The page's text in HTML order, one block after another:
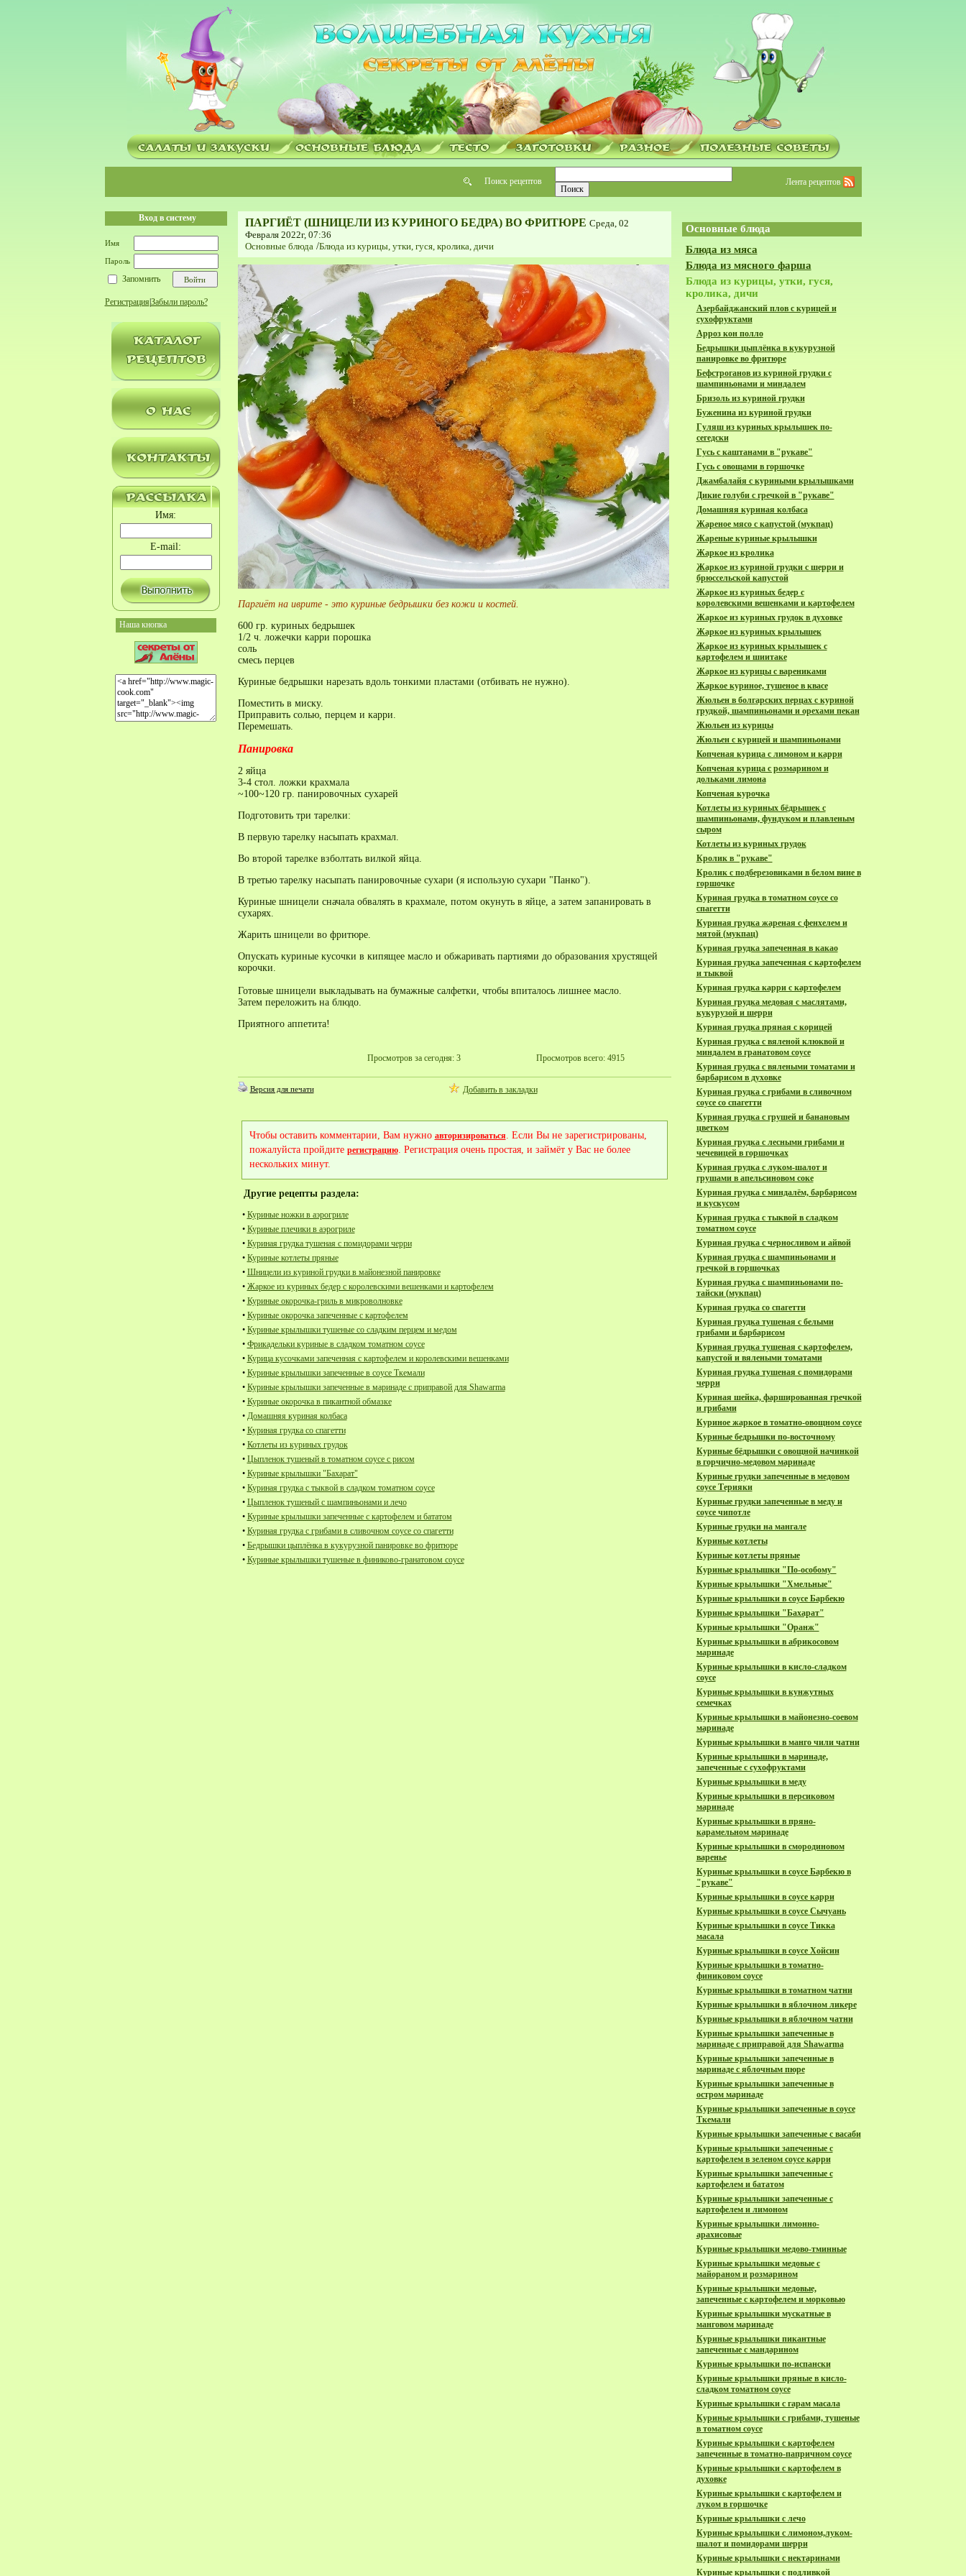
Поиск рецептов Лента рецептов
Вход в систему
Имя
Пароль
Запомнить
Регистрация Забыли пароль?
Имя:
E-mail:
Наша кнопка
ПАРГИЁТ (ШНИЦЕЛИ ИЗ КУРИНОГО БЕДРА) ВО ФРИТЮРЕ Среда, 02
Февраля 2022г, 07:36
Основные блюда/Блюда из курицы, утки, гуся, кролика, дичи
Паргиёт на иврите - это куриные бедрышки без кожи и костей.
600 гр. куриных бедрышек
1/2 ч. ложечки карри порошка
соль
смесь перцев
Куриные бедрышки нарезать вдоль тонкими пластами (отбивать не нужно).
Поместить в миску.
Приправить солью, перцем и карри.
Перемешать.
Панировка
2 яйца
3-4 стол. ложки крахмала
~100~120 гр. панировочных сухарей
Подготовить три тарелки:
В первую тарелку насыпать крахмал.
Во второй тарелке взболтать вилкой яйца.
В третью тарелку насыпать панировочные сухари (я использую сухари "Панко").
Куриные шницели сначала обвалять в крахмале, потом окунуть в яйце, а затем запанировать в
сухарях.
Жарить шницели во фритюре.
Опускать куриные кусочки в кипящее масло и обжаривать партиями до образования хрустящей
корочки.
Готовые шницели выкладывать на бумажные салфетки, чтобы впиталось лишнее масло.
Затем переложить на блюдо.
Приятного аппетита!
Просмотров за сегодня: 3 Просмотров всего: 4915
Версия для печати Добавить в закладки
Чтобы оставить комментарии, Вам нужно авторизироваться. Если Вы не зарегистрированы,
пожалуйста пройдите регистрацию. Регистрация очень простая, и займёт у Вас не более
нескольких минут.
Другие рецепты раздела:
• Куриные ножки в аэрогриле
• Куриные плечики в аэрогриле
• Куриная грудка тушеная с помидорами черри
• Куриные котлеты пряные
• Шницели из куриной грудки в майонезной панировке
• Жаркое из куриных бедер с королевскими вешенками и картофелем
• Куриные окорочка-гриль в микроволновке
• Куриные окорочка запеченные с картофелем
• Куриные крылышки тушеные со сладким перцем и медом
• Фрикадельки куриные в сладком томатном соусе
• Курица кусочками запеченная с картофелем и королевскими вешенками
• Куриные крылышки запеченные в соусе Ткемали
• Куриные крылышки запеченные в маринаде с приправой для Shawarma
• Куриные окорочка в пикантной обмазке
• Домашняя куриная колбаса
• Куриная грудка со спагетти
• Котлеты из куриных грудок
• Цыпленок тушеный в томатном соусе с рисом
• Куриные крылышки "Бахарат"
• Куриная грудка с тыквой в сладком томатном соусе
• Цыпленок тушеный с шампиньонами и лечо
• Куриные крылышки запеченные с картофелем и бататом
• Куриная грудка с грибами в сливочном соусе со спагетти
• Бедрышки цыплёнка в кукурузной панировке во фритюре
• Куриные крылышки тушеные в финиково-гранатовом соусе
Основные блюда
Блюда из мяса
Блюда из мясного фарша
Блюда из курицы, утки, гуся,
кролика, дичи
Азербайджанский плов с курицей и
сухофруктами
Арроз кон полло
Бедрышки цыплёнка в кукурузной
панировке во фритюре
Бефстроганов из куриной грудки с
шампиньонами и миндалем
Бризоль из куриной грудки
Буженина из куриной грудки
Гуляш из куриных крылышек по-
сегедски
Гусь с каштанами в "рукаве"
Гусь с овощами в горшочке
Джамбалайя с куриными крылышками
Дикие голуби с гречкой в "рукаве"
Домашняя куриная колбаса
Жареное мясо с капустой (мукпац)
Жареные куриные крылышки
Жаркое из кролика
Жаркое из куриной грудки с шерри и
брюссельской капустой
Жаркое из куриных бедер с
королевскими вешенками и картофелем
Жаркое из куриных грудок в духовке
Жаркое из куриных крылышек
Жаркое из куриных крылышек с
картофелем и шиитаке
Жаркое из курицы с варениками
Жаркое куриное, тушеное в квасе
Жюльен в болгарских перцах с куриной
грудкой, шампиньонами и орехами пекан
Жюльен из курицы
Жюльен с курицей и шампиньонами
Копченая курица с лимоном и карри
Копченая курица с розмарином и
дольками лимона
Копченая курочка
Котлеты из куриных бёдрышек с
шампиньонами, фундуком и плавленым
сыром
Котлеты из куриных грудок
Кролик в "рукаве"
Кролик с подберезовиками в белом вине в
горшочке
Куриная грудка в томатном соусе со
спагетти
Куриная грудка жареная с фенхелем и
мятой (мукпац)
Куриная грудка запеченная в какао
Куриная грудка запеченная с картофелем
и тыквой
Куриная грудка карри с картофелем
Куриная грудка медовая с маслятами,
кукурузой и шерри
Куриная грудка пряная с корицей
Куриная грудка с вяленой клюквой и
миндалем в гранатовом соусе
Куриная грудка с вялеными томатами и
барбарисом в духовке
Куриная грудка с грибами в сливочном
соусе со спагетти
Куриная грудка с грушей и банановым
цветком
Куриная грудка с лесными грибами и
чечевицей в горшочках
Куриная грудка с луком-шалот и
грушами в апельсиновом соке
Куриная грудка с миндалём, барбарисом
и кускусом
Куриная грудка с тыквой в сладком
томатном соусе
Куриная грудка с черносливом и айвой
Куриная грудка с шампиньонами и
гречкой в горшочках
Куриная грудка с шампиньонами по-
тайски (мукпац)
Куриная грудка со спагетти
Куриная грудка тушеная с белыми
грибами и барбарисом
Куриная грудка тушеная с картофелем,
капустой и вялеными томатами
Куриная грудка тушеная с помидорами
черри
Куриная шейка, фаршированная гречкой
и грибами
Куриное жаркое в томатно-овощном соусе
Куриные бедрышки по-восточному
Куриные бёдрышки с овощной начинкой
в горчично-медовом маринаде
Куриные грудки запеченные в медовом
соусе Терияки
Куриные грудки запеченные в меду и
соусе чипотле
Куриные грудки на мангале
Куриные котлеты
Куриные котлеты пряные
Куриные крылышки "По-особому"
Куриные крылышки "Хмельные"
Куриные крылышки в соусе Барбекю
Куриные крылышки "Бахарат"
Куриные крылышки "Оранж"
Куриные крылышки в абрикосовом
маринаде
Куриные крылышки в кисло-сладком
соусе
Куриные крылышки в кунжутных
семечках
Куриные крылышки в майонезно-соевом
маринаде
Куриные крылышки в манго чили чатни
Куриные крылышки в маринаде,
запеченные с сухофруктами
Куриные крылышки в меду
Куриные крылышки в персиковом
маринаде
Куриные крылышки в пряно-
карамельном маринаде
Куриные крылышки в смородиновом
варенье
Куриные крылышки в соусе Барбекю в
"рукаве"
Куриные крылышки в соусе карри
Куриные крылышки в соусе Сычуань
Куриные крылышки в соусе Тикка
масала
Куриные крылышки в соусе Хойсин
Куриные крылышки в томатно-
финиковом соусе
Куриные крылышки в томатном чатни
Куриные крылышки в яблочном ликере
Куриные крылышки в яблочном чатни
Куриные крылышки запеченные в
маринаде с приправой для Shawarma
Куриные крылышки запеченные в
маринаде с яблочным пюре
Куриные крылышки запеченные в
остром маринаде
Куриные крылышки запеченные в соусе
Ткемали
Куриные крылышки запеченные с васаби
Куриные крылышки запеченные с
картофелем в зеленом соусе карри
Куриные крылышки запеченные с
картофелем и бататом
Куриные крылышки запеченные с
картофелем и лимоном
Куриные крылышки лимонно-
арахисовые
Куриные крылышки медово-тминные
Куриные крылышки медовые с
майораном и розмарином
Куриные крылышки медовые,
запеченные с картофелем и морковью
Куриные крылышки мускатные в
манговом маринаде
Куриные крылышки пикантные
запеченные с мандарином
Куриные крылышки по-испански
Куриные крылышки пряные в кисло-
сладком томатном соусе
Куриные крылышки с гарам масала
Куриные крылышки с грибами, тушеные
в томатном соусе
Куриные крылышки с картофелем
запеченные в томатно-папричном соусе
Куриные крылышки с картофелем в
духовке
Куриные крылышки с картофелем и
луком в горшочке
Куриные крылышки с лечо
Куриные крылышки с лимоном,луком-
шалот и помидорами шерри
Куриные крылышки с нектаринами
Куриные крылышки с подливкой